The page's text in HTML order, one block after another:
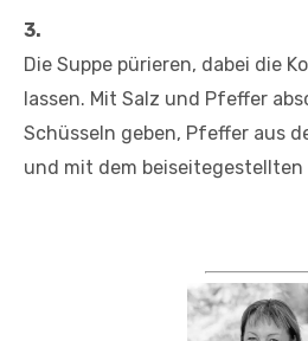
3.
Die Suppe pürieren, dabei die
lassen. Mit Salz und Pfeffer
Schüsseln geben, Pfeffer aus
und mit dem